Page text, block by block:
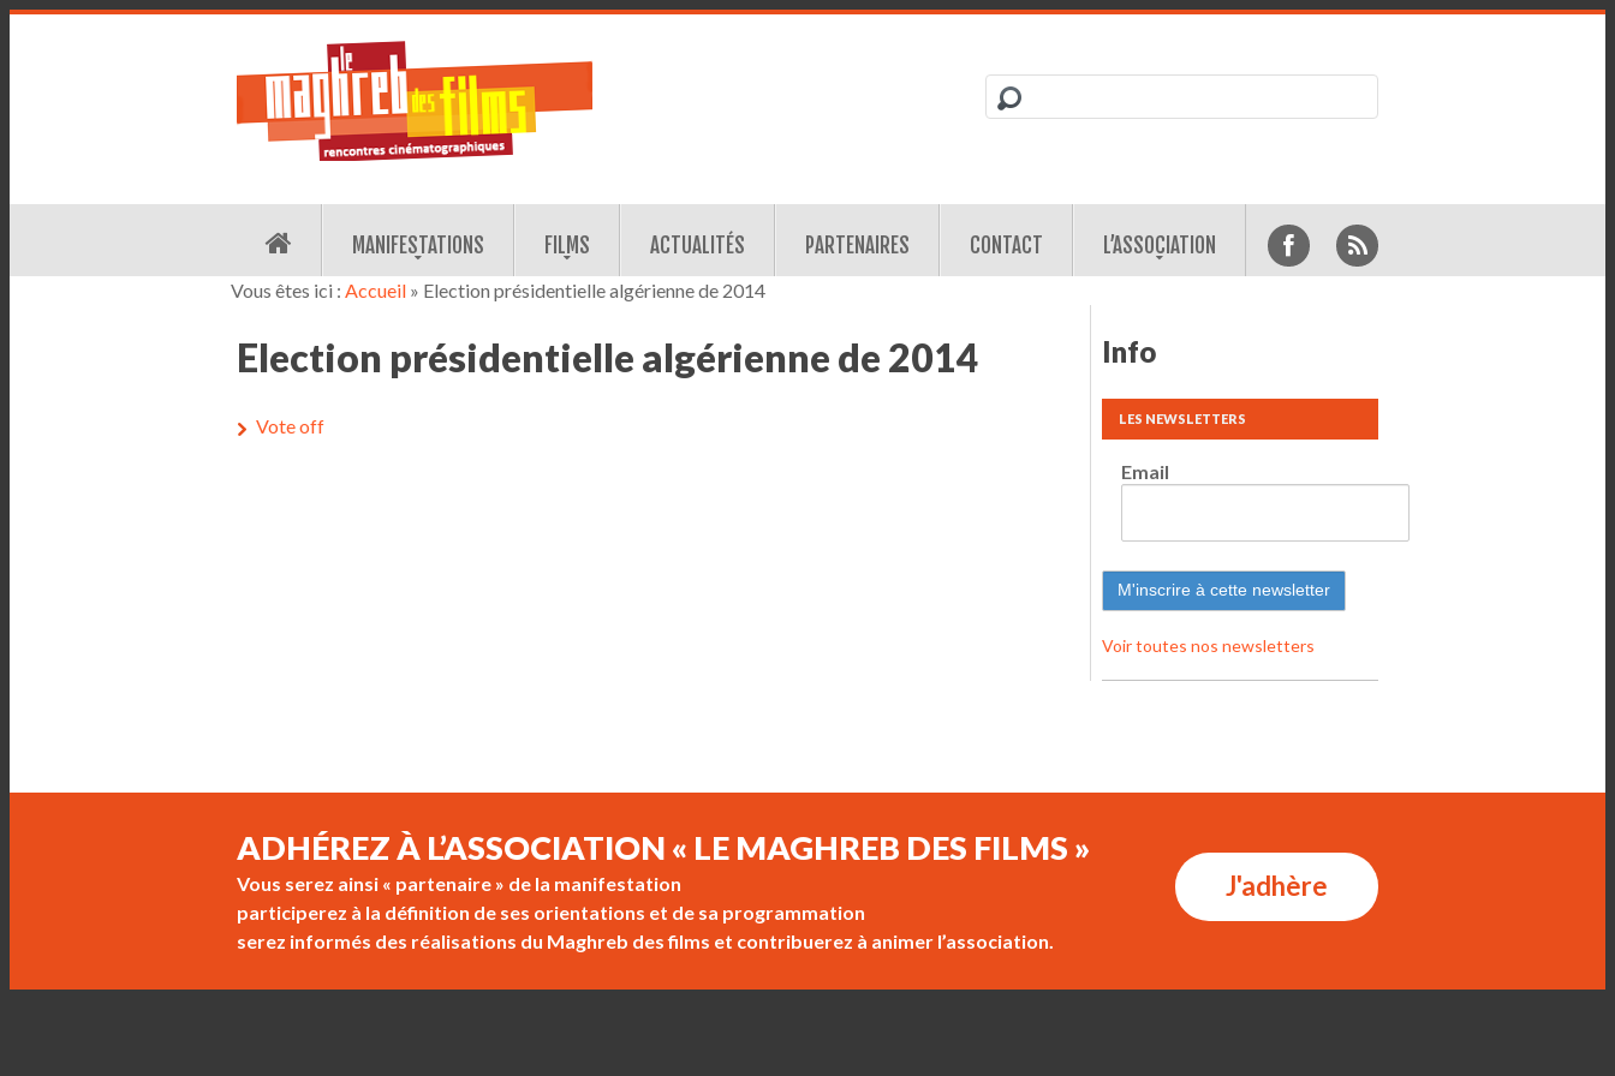
MANIFESTATIONS FILMS ACTUALITÉS PARTENAIRES CONTACT L’ASSOCIATION
Vous êtes ici : Accueil » Election présidentielle algérienne de 2014
Election présidentielle algérienne de 2014
Vote off
Info
LES NEWSLETTERS
Email
Voir toutes nos newsletters
ADHÉREZ À L’ASSOCIATION « LE MAGHREB DES FILMS »
Vous serez ainsi « partenaire » de la manifestation
participerez à la définition de ses orientations et de sa programmation
serez informés des réalisations du Maghreb des films et contribuerez à animer l’association.
J'adhère